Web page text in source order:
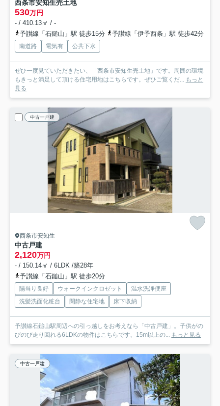
西条市安知生売土地
530万円
- / 410.13㎡ / -
予讃線「石鎚山」駅 徒歩15分
予讃線「伊予西条」駅 徒歩42分
南道路 電気有 公共下水
ぜひ一度見ていただきたい、「西条市安知生売土地」です。周囲の環境
もきっと満足して頂ける住宅用地はこちらです。ぜひご覧くだ... もっと
見る
中古一戸建
西条市安知生
中古戸建
2,120万円
- / 150.14㎡ / 6LDK /築28年
予讃線「石鎚山」駅 徒歩20分
陽当り良好 ウォークインクロゼット
温水洗浄便座
洗髪洗面化粧台
閑静な住宅地 床下収納
予讃線石鎚山駅周辺への引っ越しをお考えなら「中古戸建」。子供がの
びのび走り回れる6LDKの物件はこちらです。15m以上の... もっと見る
中古一戸建